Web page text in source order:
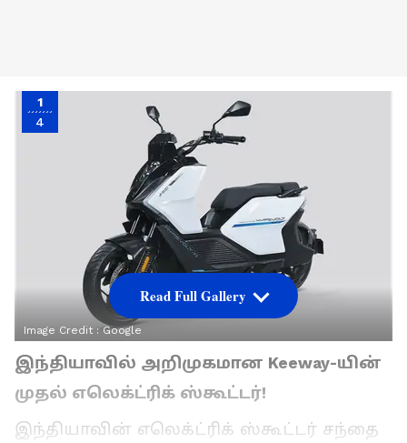
1
4
Image Credit : Google
இந்தியாவில் அறிமுகமான Keeway-யின்
முதல் எலெக்ட்ரிக் ஸ்கூட்டர்!
இந்தியாவின் எலெக்ட்ரிக் ஸ்கூட்டர் சந்தை
Read Full Gallery